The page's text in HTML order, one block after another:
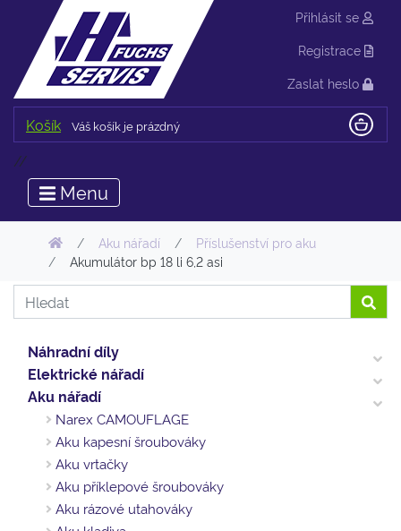
Přihlásit se
Registrace
Zaslat heslo
Košík Váš košík je prázdný
//
Menu
Aku nářadí
Příslušenství pro aku
Akumulátor bp 18 li 6,2 asi
Náhradní díly
Elektrické nářadí
Aku nářadí
Narex CAMOUFLAGE
Aku kapesní šroubováky
Aku vrtačky
Aku příklepové šroubováky
Aku rázové utahováky